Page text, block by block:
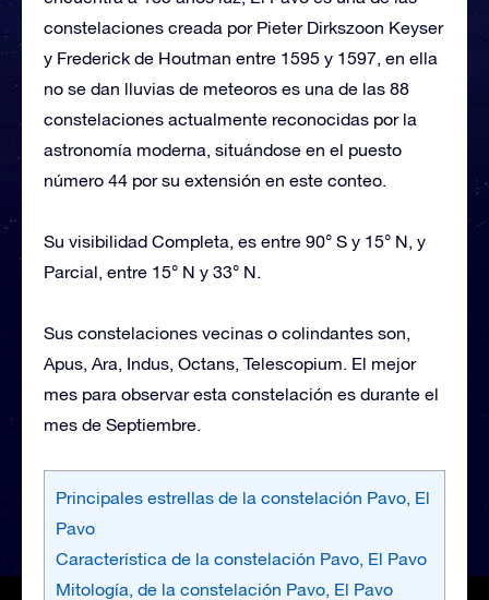
constelaciones creada por Pieter Dirkszoon Keyser
y Frederick de Houtman entre 1595 y 1597, en ella
no se dan lluvias de meteoros es una de las 88
constelaciones actualmente reconocidas por la
astronomía moderna, situándose en el puesto
número 44 por su extensión en este conteo.
Su visibilidad Completa, es entre 90° S y 15° N, y
Parcial, entre 15° N y 33° N.
Sus constelaciones vecinas o colindantes son,
Apus, Ara, Indus, Octans, Telescopium. El mejor
mes para observar esta constelación es durante el
mes de Septiembre.
Principales estrellas de la constelación Pavo, El
Pavo
Característica de la constelación Pavo, El Pavo
Mitología, de la constelación Pavo, El Pavo